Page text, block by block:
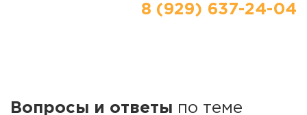
8 (929) 637-24-04
Вопросы и ответы по теме